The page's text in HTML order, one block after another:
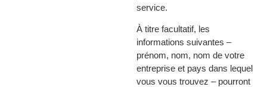
service.
À titre facultatif, les
informations suivantes –
prénom, nom, nom de votre
entreprise et pays dans lequel
vous vous trouvez – pourront